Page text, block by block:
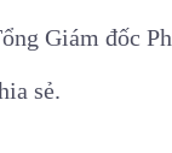
Giám đốc
sẻ.